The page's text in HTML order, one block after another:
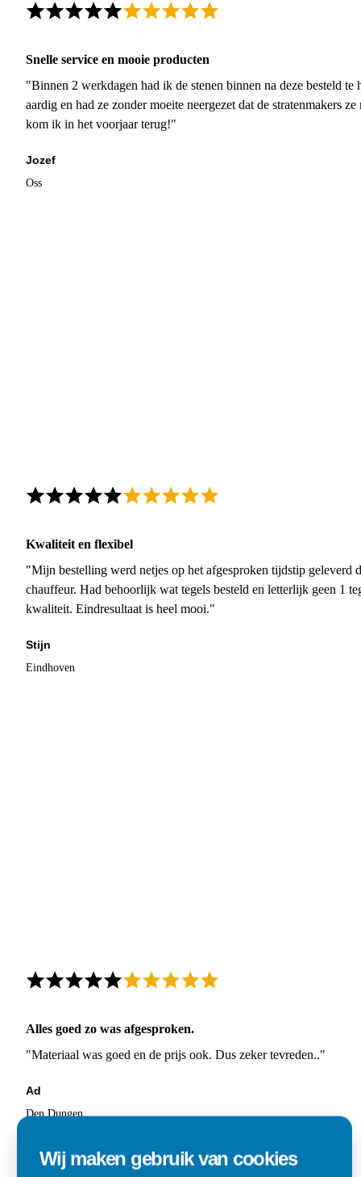
Snelle service en mooie producten
"Binnen 2 werkdagen had ik de stenen binnen na deze besteld
aardig en had ze zonder moeite neergezet dat de stratenmakers
kom ik in het voorjaar terug!"
Jozef
Oss
Kwaliteit en flexibel
"Mijn bestelling werd netjes op het afgesproken tijdstip geleverd
chauffeur. Had behoorlijk wat tegels besteld en letterlijk geen 1
kwaliteit. Eindresultaat is heel mooi."
Stijn
Eindhoven
Alles goed zo was afgesproken.
"Materiaal was goed en de prijs ook. Dus zeker tevreden.."
Ad
Den Dungen
Wij maken gebruik van cookies